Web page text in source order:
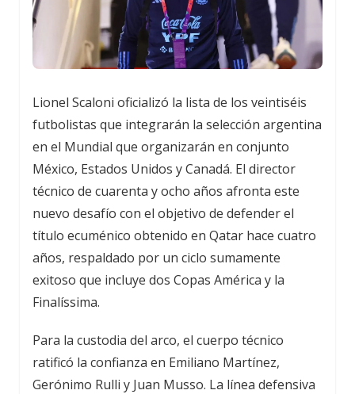
Lionel Scaloni oficializó la lista de los veintiséis
futbolistas que integrarán la selección argentina
en el Mundial que organizarán en conjunto
México, Estados Unidos y Canadá. El director
técnico de cuarenta y ocho años afronta este
nuevo desafío con el objetivo de defender el
título ecuménico obtenido en Qatar hace cuatro
años, respaldado por un ciclo sumamente
exitoso que incluye dos Copas América y la
Finalíssima.
Para la custodia del arco, el cuerpo técnico
ratificó la confianza en Emiliano Martínez,
Gerónimo Rulli y Juan Musso. La línea defensiva